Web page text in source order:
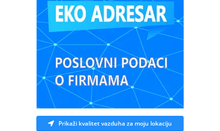
Prikaži kvalitet vazduha za moju lokaciju